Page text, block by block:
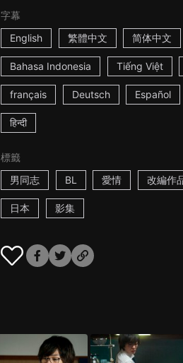
字幕
English
繁體中文 简体中文
Bahasa Indonesia Tiếng Việt
français Deutsch Español
हिन्दी
標籤
男同志
BL 愛情 改編作
日本 影集